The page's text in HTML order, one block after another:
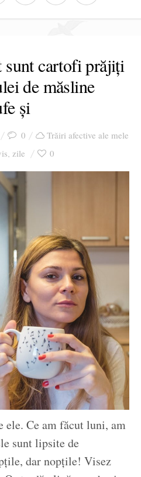
cartofi prăjiți
de măsline
și
0
Trăiri afective ale mele
, zile 0
ele. Ce am făcut luni, am
sunt lipsite de
dar nopțile! Visez